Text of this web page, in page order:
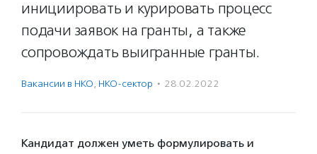
инициировать и курировать процесс
подачи заявок на гранты, а также
сопровождать выигранные гранты.
Вакансии в НКО, НКО-сектор · 28.02.2022
Кандидат должен уметь формулировать и